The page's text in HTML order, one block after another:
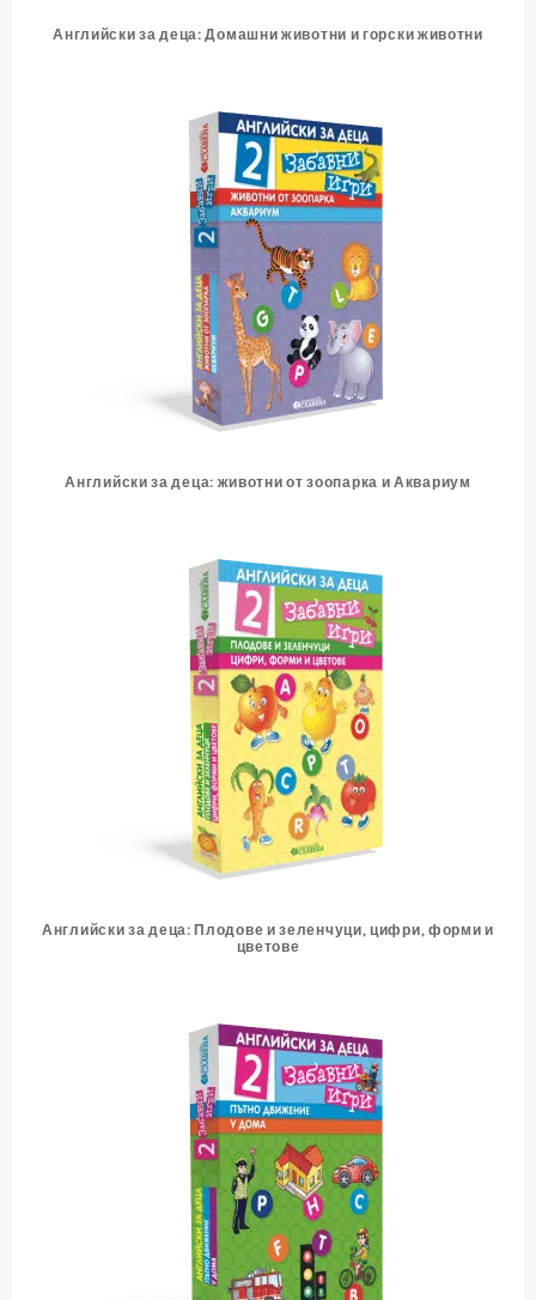
Английски за деца: Домашни животни и горски животни
Английски за деца: животни от зоопарка и Аквариум
Английски за деца: Плодове и зеленчуци, цифри, форми и
цветове